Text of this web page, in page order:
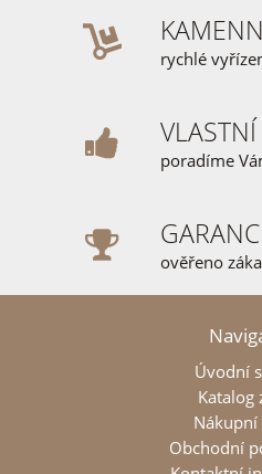
rychlé
poradíme
ověřeno
Úvodní
Katalog
Obchodní